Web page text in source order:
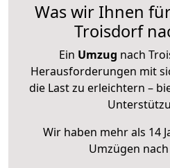
Was wir Ihnen
Troisdorf
Ein Umzug nach
Herausforderungen mit
die Last zu erleichtern –
Wir haben mehr als 14
Umzügen nach